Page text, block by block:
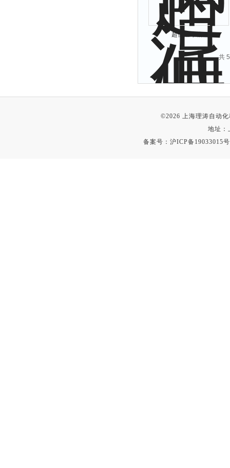
超低温冰箱
共
©2026 上海理涛自动
地址：
备案号： 沪ICP备19033015